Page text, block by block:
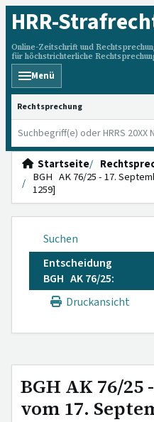
HRR-
Online-Zeitschrift und
für höchstrichterliche
Menü
HRRS durchsuchen
Startseite
BGH AK 76/25 - 17.
1259]
Suchen
Entscheidung
BGH AK 76/25:
Druckansicht
BGH AK 76/25
vom 17.